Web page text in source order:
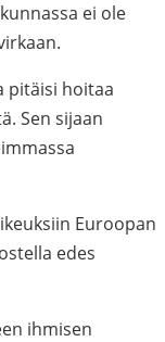
ei ole
pitäisi hoitaa
Sen sijaan
Euroopan
edes
ihmisen